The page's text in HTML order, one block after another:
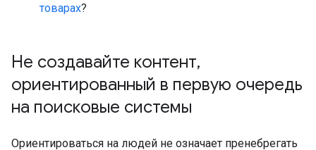
товарах?
Не создавайте контент,
ориентированный в первую очередь
на поисковые системы
Ориентироваться на людей не означает пренебрегать